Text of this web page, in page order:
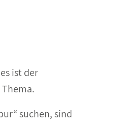
ist der
suchen, sind